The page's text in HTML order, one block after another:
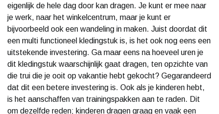
eigenlijk de hele dag door kan dragen. Je kunt er mee naar
je werk, naar het winkelcentrum, maar je kunt er
bijvoorbeeld ook een wandeling in maken. Juist doordat dit
een multi functioneel kledingstuk is, is het ook nog eens een
uitstekende investering. Ga maar eens na hoeveel uren je
dit kledingstuk waarschijnlijk gaat dragen, ten opzichte van
die trui die je ooit op vakantie hebt gekocht? Gegarandeerd
dat dit een betere investering is. Ook als je kinderen hebt,
is het aanschaffen van trainingspakken aan te raden. Dit
om dezelfde reden; kinderen dragen graag en vaak een